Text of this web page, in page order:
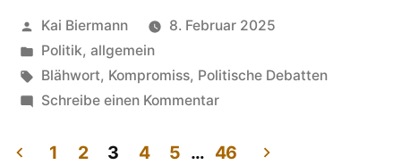
Veröffentlicht
von
Kai Biermann
8. Februar 2025
Veröffentlicht
in
Politik, allgemein
Schlagwörter:
Blähwort, Kompromiss, Politische Debatten
Schreibe einen Kommentarzu
staatspolitische
1 2 3 4 5 … 46